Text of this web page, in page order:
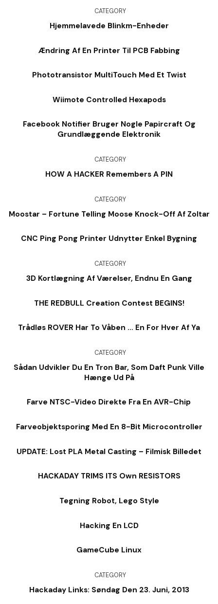
CATEGORY
Hjemmelavede Blinkm-Enheder
Ændring Af En Printer Til PCB Fabbing
Phototransistor MultiTouch Med Et Twist
Wiimote Controlled Hexapods
Facebook Notifier Bruger Nogle Papircraft Og
Grundlæggende Elektronik
CATEGORY
HOW A HACKER Remembers A PIN
CATEGORY
Moostar – Fortune Telling Moose Knock-Off Af Zoltar
CNC Ping Pong Printer Udnytter Enkel Bygning
CATEGORY
3D Kortlægning Af Værelser, Endnu En Gang
THE REDBULL Creation Contest BEGINS!
Trådløs ROVER Har To Våben … En For Hver Af Ya
CATEGORY
Sådan Udvikler Du En Tron Bar, Som Daft Punk Ville
Hænge Ud På
Farve NTSC-Video Direkte Fra En AVR-Chip
Farveobjektsporing Med En 8-Bit Microcontroller
UPDATE: Lost PLA Metal Casting – Filmisk Billedet
HACKADAY TRIMS ITS Own RESISTORS
Tegning Robot, Lego Style
Hacking En LCD
GameCube Linux
CATEGORY
Hackaday Links: Søndag Den 23. Juni, 2013